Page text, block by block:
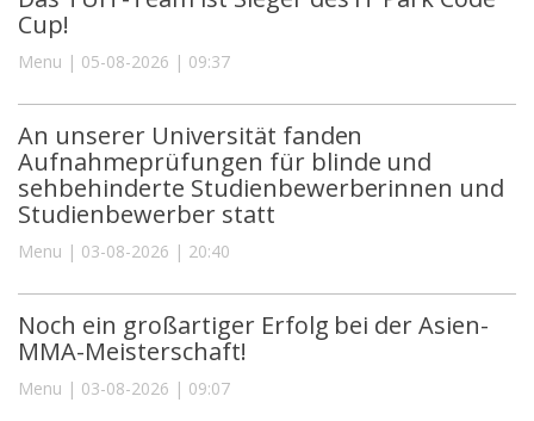
Cup!
Menu | 05-08-2026 | 09:37
An unserer Universität fanden
Aufnahmeprüfungen für blinde und
sehbehinderte Studienbewerberinnen und
Studienbewerber statt
Menu | 03-08-2026 | 20:40
Noch ein großartiger Erfolg bei der Asien-
MMA-Meisterschaft!
Menu | 03-08-2026 | 09:07